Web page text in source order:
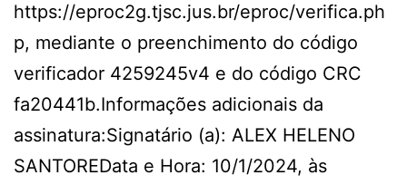
https://eproc2g.tjsc.jus.br/eproc/verifica.ph
p, mediante o preenchimento do código
verificador 4259245v4 e do código CRC
fa20441b.Informações adicionais da
assinatura:Signatário (a): ALEX HELENO
SANTOREData e Hora: 10/1/2024, às